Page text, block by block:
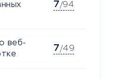
7/94
веб-
7/49